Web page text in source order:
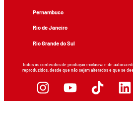
Pernambuco
Rio de Janeiro
Rio Grande do Sul
Todos os conteúdos de produção exclusiva e de autoria
reproduzidos, desde que não sejam alterados e que se